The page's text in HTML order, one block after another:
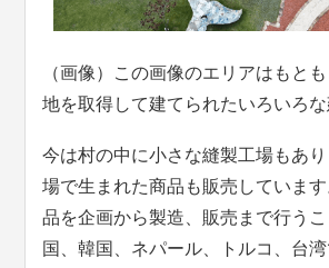
（画像）この画像のエリアはもと
地を取得して建てられたいろいろな
今は村の中に小さな縫製工場もあ
場で生まれた商品も販売していま
品を企画から製造、販売まで行う
国、韓国、ネパール、トルコ、台